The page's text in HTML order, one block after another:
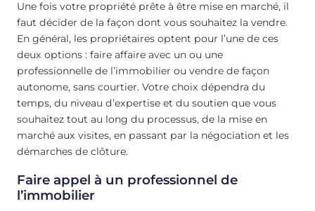
Une fois votre propriété prête à être mise en marché, il
faut décider de la façon dont vous souhaitez la vendre.
En général, les propriétaires optent pour l’une de ces
deux options : faire affaire avec un ou une
professionnelle de l’immobilier ou vendre de façon
autonome, sans courtier. Votre choix dépendra du
temps, du niveau d’expertise et du soutien que vous
souhaitez tout au long du processus, de la mise en
marché aux visites, en passant par la négociation et les
démarches de clôture.
Faire appel à un professionnel de
l’immobilier